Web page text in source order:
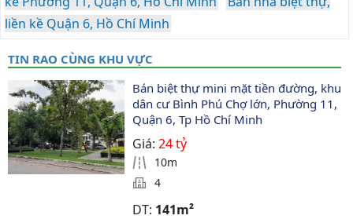
liền kề Quận 6, Hồ Chí Minh
TIN RAO CÙNG KHU VỰC
Bán biệt thự mini mặt tiền đường, khu
dân cư Bình Phú Chợ lớn, Phường 11,
Quận 6, Tp Hồ Chí Minh
Giá:24 tỷ
10m
4
DT: 141m²